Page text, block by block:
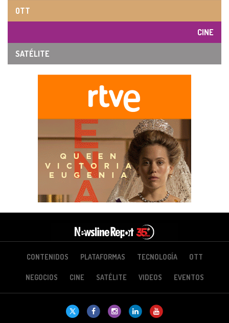
OTT
CINE
SATÉLITE
CONTENIDOS PLATAFORMAS TECNOLOGÍA OTT
NEGOCIOS CINE SATÉLITE VIDEOS EVENTOS